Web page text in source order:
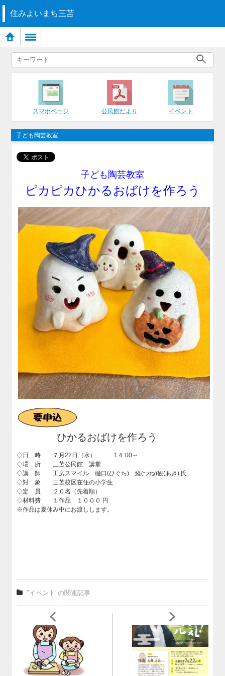
住みよいまち三苫
スマホページ 公民館だより イベント
子ども陶芸教室
子ども陶芸教室
ピカピカひかるおばけを作ろう
ひかるおばけを作ろう
◇日 時 ７月22日（水） 1４:00～
◇場 所 三苫公民館 講堂
◇講 師 工房スマイル 樋口(ひぐち) 経(つね)観(あき) 氏
◇対 象 三苫校区在住の小学生
◇定 員 ２０名（先着順）
◇材料費 １作品 １０００ 円
※作品は夏休み中にお渡しします。
"イベント"の関連記事